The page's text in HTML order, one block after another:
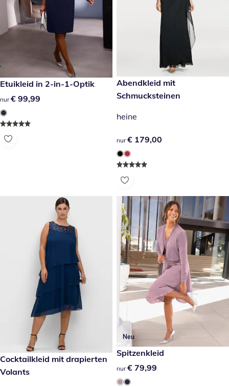
€ 99,99
Etuikleid in 2-in-1-Optik
€ 99,99
nur € 99,99
€ 179,00
Abendkleid mit
Schmucksteinen
heine
€ 179,00
nur € 179,00
€ 149,00
Cocktailkleid mit drapierten
Volants
Neu
€ 79,99
Spitzenkleid
€ 79,99
nur € 79,99